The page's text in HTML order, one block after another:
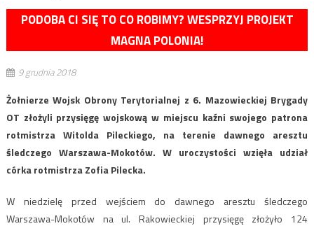
PODOBA CI SIĘ TO CO ROBIMY? WESPRZYJ PROJEKT
MAGNA POLONIA!
9 grudnia 2018
Żołnierze Wojsk Obrony Terytorialnej z 6. Mazowieckiej Brygady
OT złożyli przysięgę wojskową w miejscu kaźni swojego patrona
rotmistrza Witolda Pileckiego, na terenie dawnego aresztu
śledczego Warszawa-Mokotów. W uroczystości wzięła udział
córka rotmistrza Zofia Pilecka.
W niedzielę przed wejściem do dawnego aresztu śledczego
Warszawa-Mokotów na ul. Rakowieckiej przysięgę złożyło 124